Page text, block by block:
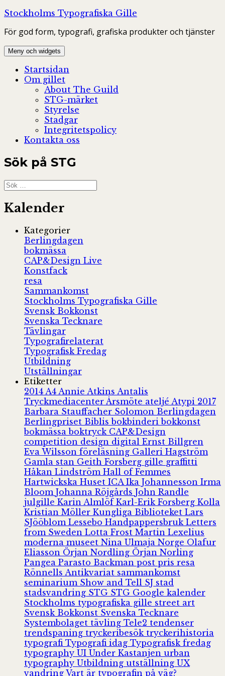
Hoppa
innehåll
Stockholms Typografiska Gille
För god form, typografi, grafiska produkter och tjänster
Meny och widgets
Startsidan
Om gillet
About The Guild
STG-märket
Styrelse
Stadgar
Integritetspolicy
Kontakta oss
Sök på STG
Sök
efter:
Kalender
Kategorier
Berlingdagen
bokmässa
CAP&Design Live
Konstfack
resa
Sammankomst
Stockholms Typografiska Gille
Svensk Bokkonst
Svenska Tecknare
Tävlingar
Typografirelaterat
Typografisk Fredag
Utbildning
Utställningar
Etiketter
2014 A4 Annie Atkins Antalis
Tryckmediacenter Årsmöte ateljé Atypi 2017
Barbara Stauffacher Solomon Berlingdagen
Berlingpriset Biblisbokbinderibokkonst
bokmässaboktryck CAP&Design
competition design digital Ernst Billgren
Eva Wilsson föreläsning Galleri Hagström
Gamla stan Geith Forsberg gille graffitti
Håkan Lindström Hall of Femmes
Hartwickska Huset ICA Ika Johannesson Irma
Bloom Johanna Röjgårds John Randle
julgille Karin Almlöf Karl-Erik Forsberg Kolla
Kristian Möller Kungliga Biblioteket Lars
SJööblom Lessebo Handpappersbruk Letters
from Sweden Lotta Frost Martin Lexelius
moderna museet Nina Ulmaja Norge Olafur
Eliasson Örjan Nordling Örjan Norling
Pangea Parasto Backman post pris resa
Rönnells Antikvariat sammankomst
seminarium Show and Tell SJ stad
stadsvandring STG STG Google kalender
Stockholms typografiska gille street art
Svensk Bokkonst Svenska Tecknare
Systembolaget tävling Tele2 tendenser
trendspaning tryckeribesök tryckerihistoria
typografi Typografi idag Typografisk fredag
typography UI Under Kastanjen urban
typography Utbildning utställning UX
vandring Vart är typografin på väg?